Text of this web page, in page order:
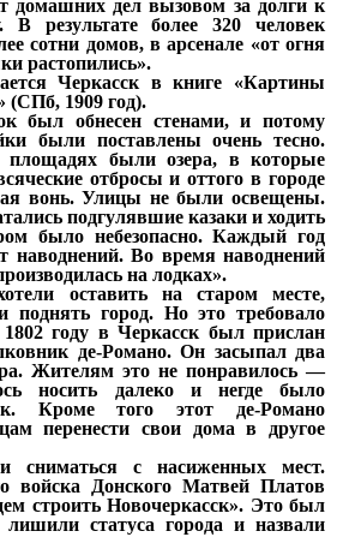
домашних дел вызовом за долги к
В результате более 320 человек
сотни домов, в арсенале «от огня
растопились».
Черкасск в книге «Картины
(СПб, 1909 год).
был обнесен стенами, и потому
были поставлены очень тесно.
площадях были озера, в которые
отбросы и оттого в городе
вонь. Улицы не были освещены.
подгулявшие казаки и ходить
было небезопасно. Каждый год
наводнений. Во время наводнений
на лодках».
оставить на старом месте,
поднять город. Но это требовало
году в Черкасск был прислан
де-Романо. Он засыпал два
Жителям это не понравилось —
носить далеко и негде было
Кроме того этот де-Романо
перенести свои дома в другое
сниматься с насиженных мест.
войска Донского Матвей Платов
строить Новочеркасск». Это был
лишили статуса города и назвали